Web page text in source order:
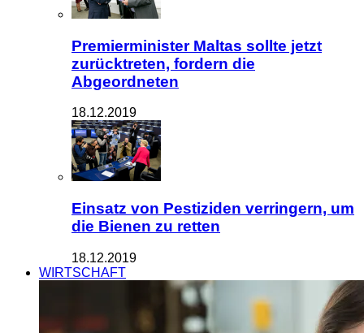
Premierminister Maltas sollte jetzt
zurücktreten, fordern die
Abgeordneten
18.12.2019
Einsatz von Pestiziden verringern, um
die Bienen zu retten
18.12.2019
WIRTSCHAFT